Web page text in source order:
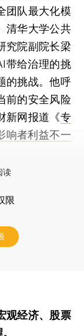
团队最大化模
清华大学公共
究院副院长梁
带给治理的挑
的挑战。他呼
前的安全风险
新网报道《专
响者利益不一
读
限
观经济、股票